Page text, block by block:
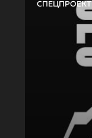
СПЕЦПРОЕКТ